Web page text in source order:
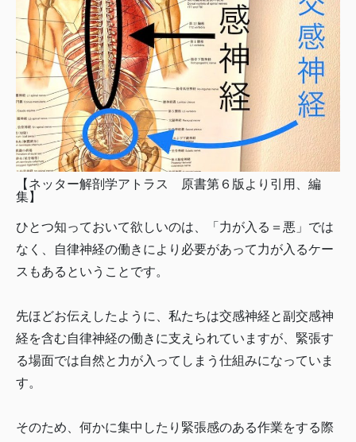
【ネッター解剖学アトラス 原書第６版より引用、編
集】
ひとつ知っておいて欲しいのは、「力が入る＝悪」では
なく、自律神経の働きにより必要があって力が入るケー
スもあるということです。
先ほどお伝えしたように、私たちは交感神経と副交感神
経を含む自律神経の働きに支えられていますが、緊張す
る場面では自然と力が入ってしまう仕組みになっていま
す。
そのため、何かに集中したり緊張感のある作業をする際